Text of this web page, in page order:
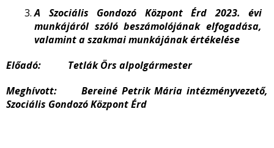
A Szociális Gondozó Központ Érd 2023. évi
munkájáról szóló beszámolójának elfogadása,
valamint a szakmai munkájának értékelése
Előadó: Tetlák Örs alpolgármester
Meghívott: Bereiné Petrik Mária intézményvezető,
Szociális Gondozó Központ Érd